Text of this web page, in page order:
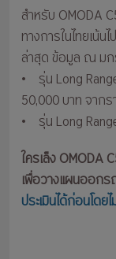
สำหรับ OMODA
ทางการในไทยเน้น
ล่าสุด ข้อมูล ณ ม
• รุ่น Long
50,000 บาท จากร
• รุ่น Long
ใครเล็ง OMODA
เพื่อวางแผนออก
ประเมินได้ก่อนโด